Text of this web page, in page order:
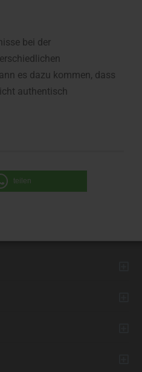
bei der
es dazu kommen, dass
authentisch
teilen